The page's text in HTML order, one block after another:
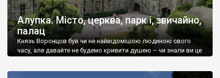
Алупка. Місто, церква, парк і, звичайно,
палац
Князь Воронцов був чи не найвідомішою людиною свого
часу, але давайте не будемо кривити душею – чи знали ви це